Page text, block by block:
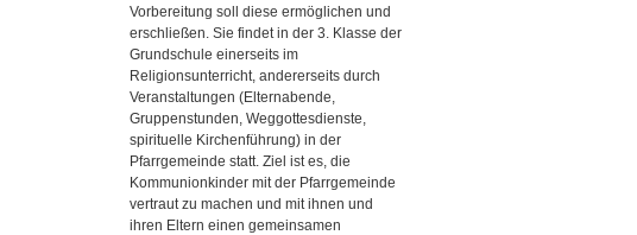
Vorbereitung soll diese ermöglichen und
erschließen. Sie findet in der 3. Klasse der
Grundschule einerseits im
Religionsunterricht, andererseits durch
Veranstaltungen (Elternabende,
Gruppenstunden, Weggottesdienste,
spirituelle Kirchenführung) in der
Pfarrgemeinde statt. Ziel ist es, die
Kommunionkinder mit der Pfarrgemeinde
vertraut zu machen und mit ihnen und
ihren Eltern einen gemeinsamen